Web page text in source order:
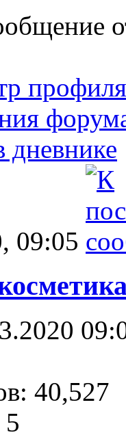
профиля
дневнике
09:05
40,527